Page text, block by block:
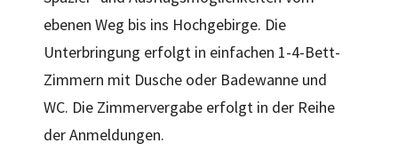
ebenen Weg bis ins Hochgebirge. Die
Unterbringung erfolgt in einfachen 1-4-Bett-
Zimmern mit Dusche oder Badewanne und
WC. Die Zimmervergabe erfolgt in der Reihe
der Anmeldungen.